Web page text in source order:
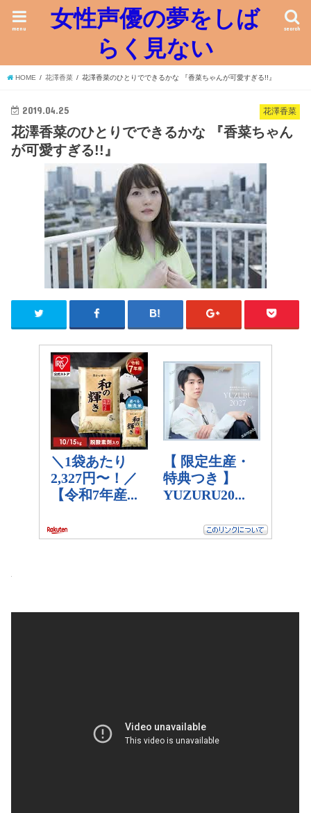
女性声優の夢をしば
らく見ない
search
menu
HOME 花澤香菜 花澤香菜のひとりでできるかな 『香菜ちゃんが可愛すぎる!!』
花澤香菜
2019.04.25
花澤香菜のひとりでできるかな 『香菜ちゃん
が可愛すぎる!!』